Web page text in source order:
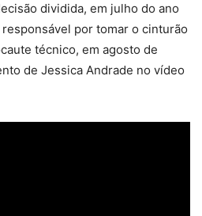
dividida, em julho do ano
por tomar o cinturão
técnico, em agosto de
de Jessica Andrade no vídeo